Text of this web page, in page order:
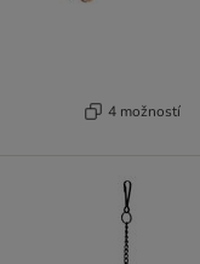
4 možností